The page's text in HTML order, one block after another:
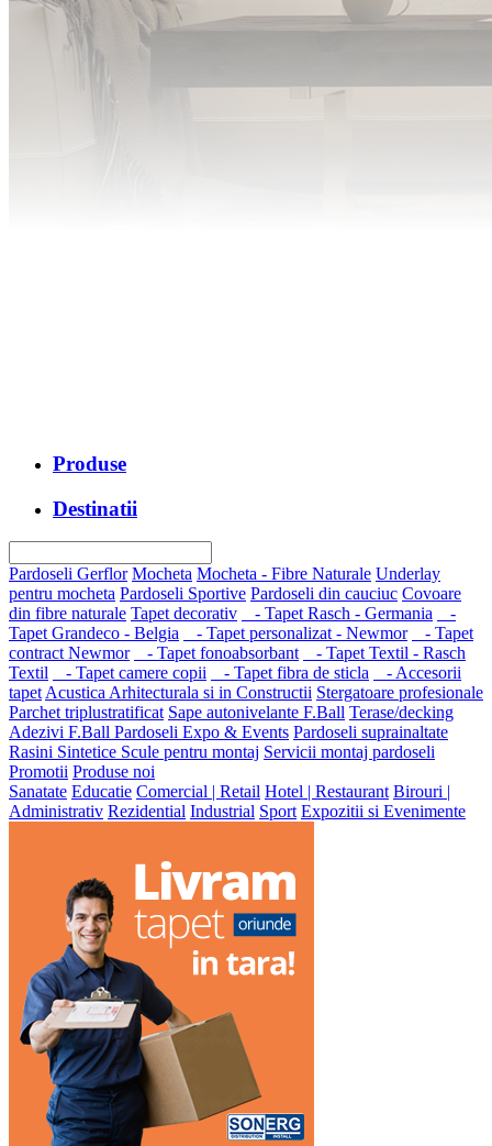
Produse
Destinatii
Pardoseli Gerflor Mocheta Mocheta - Fibre Naturale Underlay
pentru mocheta Pardoseli Sportive Pardoseli din cauciuc Covoare
din fibre naturale Tapet decorativ - Tapet Rasch - Germania
-
Tapet Grandeco - Belgia
- Tapet personalizat - Newmor
- Tapet
contract Newmor
- Tapet fonoabsorbant
- Tapet Textil - Rasch
Textil
- Tapet camere copii - Tapet fibra de sticla
- Accesorii
tapetAcustica Arhitecturala si in Constructii Stergatoare profesionale
Parchet triplustratificat Sape autonivelante F.Ball Terase/decking
Adezivi F.Ball Pardoseli Expo & Events Pardoseli suprainaltate
Rasini Sintetice Scule pentru montaj Servicii montaj pardoseli
Promotii Produse noi
Sanatate Educatie Comercial | Retail Hotel | Restaurant Birouri |
Administrativ Rezidential Industrial Sport Expozitii si Evenimente